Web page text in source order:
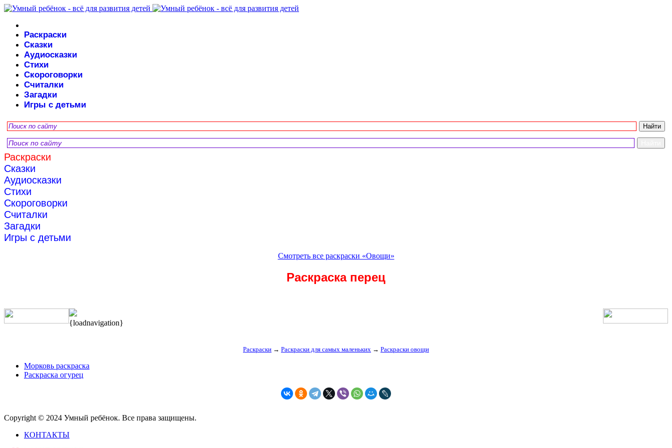
Раскраски
Сказки
Аудиосказки
Стихи
Скороговорки
Считалки
Загадки
Игры с детьми
Раскраски
Сказки
Аудиосказки
Стихи
Скороговорки
Считалки
Загадки
Игры с детьми
Смотреть все раскраски «Овощи»
Раскраска перец
{loadnavigation}
Раскраски → Раскраски для самых маленьких → Раскраски овощи
Морковь раскраска
Раскраска огурец
Copyright © 2024 Умный ребёнок. Все права защищены.
КОНТАКТЫ